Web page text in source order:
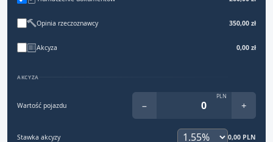
Opinia rzeczoznawcy 350,00 zł
Akcyza 0,00 zł
AKCYZA
Wartość pojazdu −
PLN
+
Stawka akcyzy 0,00 PLN